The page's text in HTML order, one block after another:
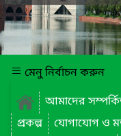
মেনু নির্বাচন করুন
আমাদের
প্রকল্প
যোগাযোগ ও